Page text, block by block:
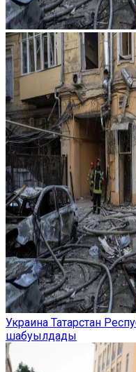
Украина Татарстан
шабуылдады